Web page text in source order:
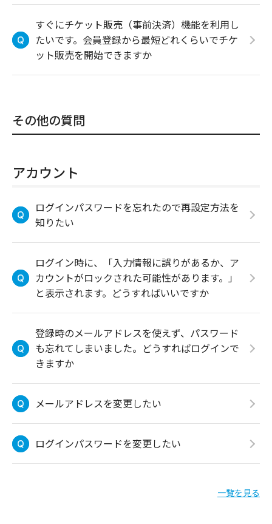
すぐにチケット販売（事前決済）機能を利用し
たいです。会員登録から最短どれくらいでチケ
ット販売を開始できますか
その他の質問
アカウント
ログインパスワードを忘れたので再設定方法を
知りたい
ログイン時に、「入力情報に誤りがあるか、ア
カウントがロックされた可能性があります。」
と表示されます。どうすればいいですか
登録時のメールアドレスを使えず、パスワード
も忘れてしまいました。どうすればログインで
きますか
メールアドレスを変更したい
ログインパスワードを変更したい
一覧を見る